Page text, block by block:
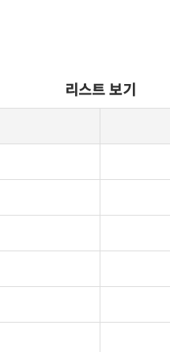
리스트 보기